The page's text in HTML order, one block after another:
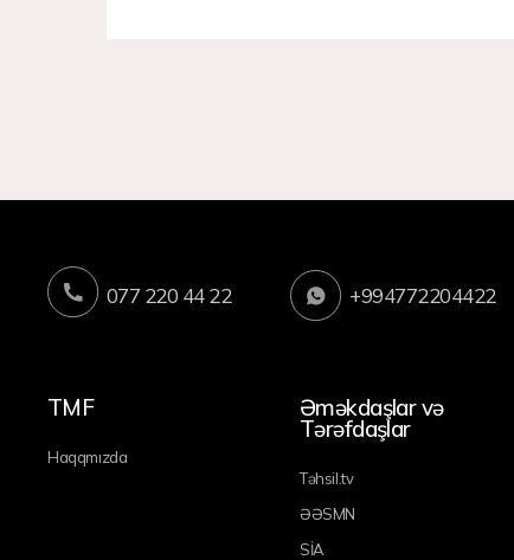
077 220 44 22 +994772204422
TMF
Haqqmızda
Əməkdaşlar və
Tərəfdaşlar
Təhsil.tv
ƏƏSMN
SİA